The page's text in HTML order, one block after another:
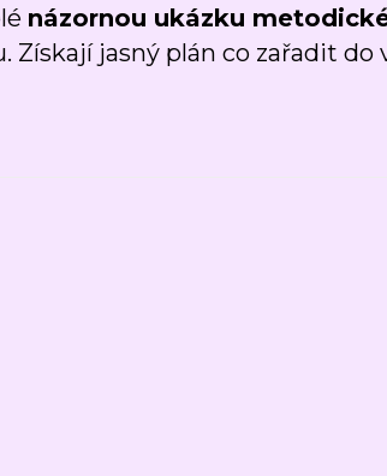
názornou ukázku
Získají jasný plán co zařadit do